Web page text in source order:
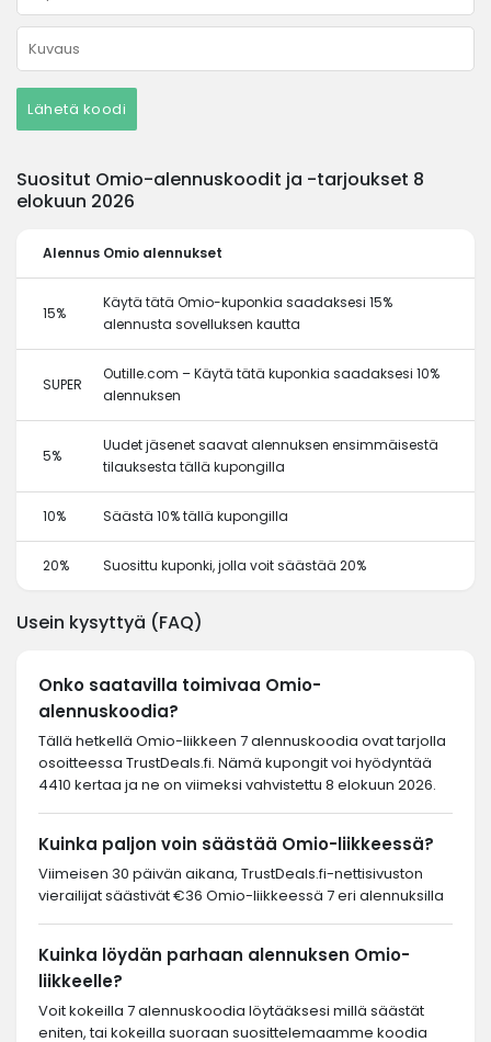
Lähetä koodi
Suositut Omio-alennuskoodit ja -tarjoukset 8
elokuun 2026
Alennus Omio alennukset
15%
Käytä tätä Omio-kuponkia saadaksesi 15%
alennusta sovelluksen kautta
SUPER
Outille.com – Käytä tätä kuponkia saadaksesi 10%
alennuksen
5%
Uudet jäsenet saavat alennuksen ensimmäisestä
tilauksesta tällä kupongilla
10% Säästä 10% tällä kupongilla
20% Suosittu kuponki, jolla voit säästää 20%
Usein kysyttyä (FAQ)
Onko saatavilla toimivaa Omio-
alennuskoodia?
Tällä hetkellä Omio-liikkeen 7 alennuskoodia ovat tarjolla
osoitteessa TrustDeals.fi. Nämä kupongit voi hyödyntää
4410 kertaa ja ne on viimeksi vahvistettu 8 elokuun 2026.
Kuinka paljon voin säästää Omio-liikkeessä?
Viimeisen 30 päivän aikana, TrustDeals.fi-nettisivuston
vierailijat säästivät €36 Omio-liikkeessä 7 eri alennuksilla
Kuinka löydän parhaan alennuksen Omio-
liikkeelle?
Voit kokeilla 7 alennuskoodia löytääksesi millä säästät
eniten, tai kokeilla suoraan suosittelemaamme koodia